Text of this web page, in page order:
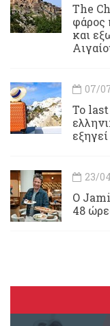
Τhe
φάρος
και
07/
Το last
23/
Ο
48